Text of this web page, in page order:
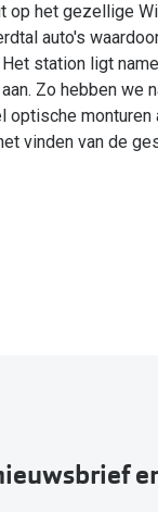
op het gezellige
auto's
station ligt
Zo hebben we
optische
vinden van de